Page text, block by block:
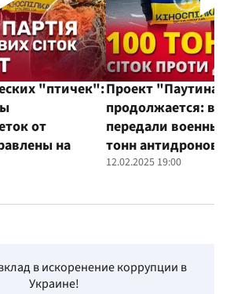
"птичек":
от
на
Проект "Паутина"
продолжается:
передали
тонн
12.02.2025 19:00
в искоренение коррупции в
Украине!